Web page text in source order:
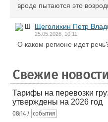
вроде пытаются это
Щеголихин Петр
25.05.2026, 10:11
О каком регионе идет
Свежие
Тарифы на перевозки
утверждены на 2026 год
08:14 / события